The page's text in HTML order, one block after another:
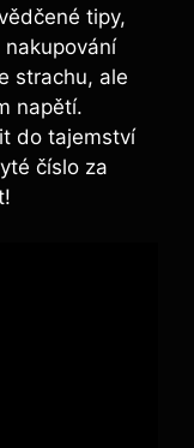
tipy,
strachu, ale
napětí.
do tajemství
číslo za